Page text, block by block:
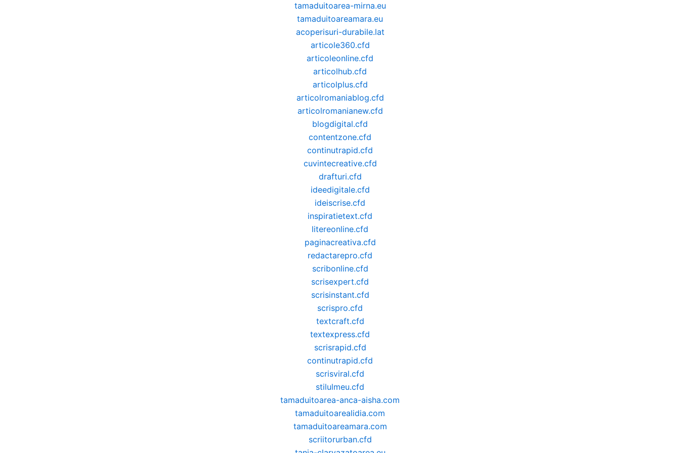
tamaduitoarea-mirna.eu
tamaduitoareamara.eu
acoperisuri-durabile.lat
articole360.cfd
articoleonline.cfd
articolhub.cfd
articolplus.cfd
articolromaniablog.cfd
articolromanianew.cfd
blogdigital.cfd
contentzone.cfd
continutrapid.cfd
cuvintecreative.cfd
drafturi.cfd
ideedigitale.cfd
ideiscrise.cfd
inspiratietext.cfd
litereonline.cfd
paginacreativa.cfd
redactarepro.cfd
scribonline.cfd
scrisexpert.cfd
scrisinstant.cfd
scrispro.cfd
textcraft.cfd
textexpress.cfd
scrisrapid.cfd
continutrapid.cfd
scrisviral.cfd
stilulmeu.cfd
tamaduitoarea-anca-aisha.com
tamaduitoarealidia.com
tamaduitoareamara.com
scriitorurban.cfd